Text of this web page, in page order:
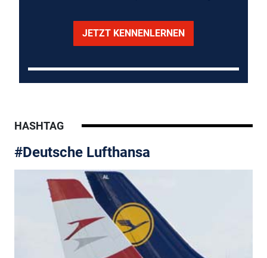
JETZT KENNENLERNEN
HASHTAG
#Deutsche Lufthansa